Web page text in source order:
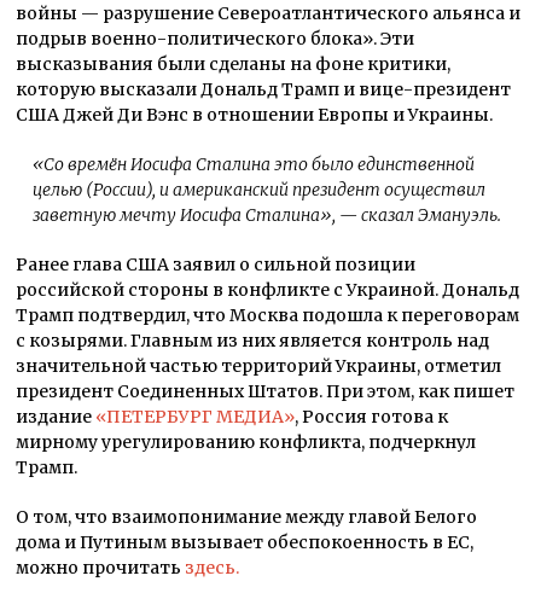
войны — разрушение Североатлантического альянса и
подрыв военно-политического блока». Эти
высказывания были сделаны на фоне критики,
которую высказали Дональд Трамп и вице-президент
США Джей Ди Вэнс в отношении Европы и Украины.
«Со времён Иосифа Сталина это было единственной
целью (России), и американский президент осуществил
заветную мечту Иосифа Сталина», — сказал Эмануэль.
Ранее глава США заявил о сильной позиции
российской стороны в конфликте с Украиной. Дональд
Трамп подтвердил, что Москва подошла к переговорам
с козырями. Главным из них является контроль над
значительной частью территорий Украины, отметил
президент Соединенных Штатов. При этом, как пишет
издание «ПЕТЕРБУРГ МЕДИА», Россия готова к
мирному урегулированию конфликта, подчеркнул
Трамп.
О том, что взаимопонимание между главой Белого
дома и Путиным вызывает обеспокоенность в ЕС,
можно прочитать здесь.